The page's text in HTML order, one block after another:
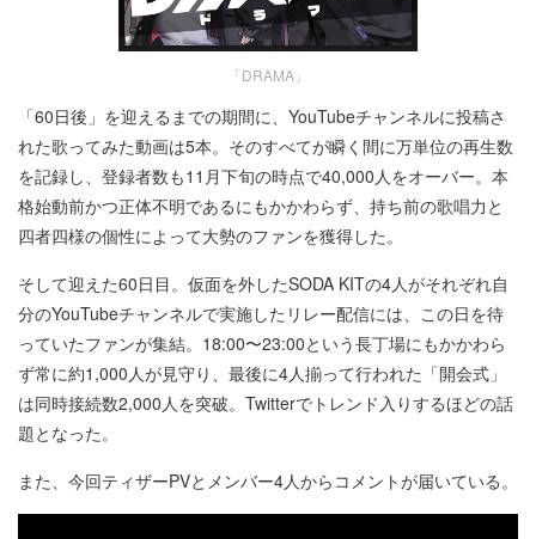
「DRAMA」
「60日後」を迎えるまでの期間に、YouTubeチャンネルに投稿さ
れた歌ってみた動画は5本。そのすべてが瞬く間に万単位の再生数
を記録し、登録者数も11月下旬の時点で40,000人をオーバー。本
格始動前かつ正体不明であるにもかかわらず、持ち前の歌唱力と
四者四様の個性によって大勢のファンを獲得した。
そして迎えた60日目。仮面を外したSODA KITの4人がそれぞれ自
分のYouTubeチャンネルで実施したリレー配信には、この日を待
っていたファンが集結。18:00〜23:00という長丁場にもかかわら
ず常に約1,000人が見守り、最後に4人揃って行われた「開会式」
は同時接続数2,000人を突破。Twitterでトレンド入りするほどの話
題となった。
また、今回ティザーPVとメンバー4人からコメントが届いている。